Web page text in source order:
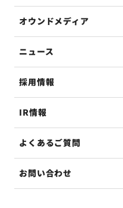
オウンドメディア
ニュース
採用情報
IR情報
よくあるご質問
お問い合わせ